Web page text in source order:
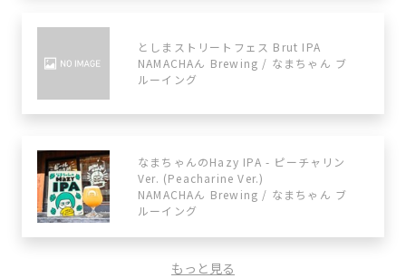
としまストリートフェス Brut IPA
NAMACHAん Brewing / なまちゃん ブ
ルーイング
なまちゃんのHazy IPA - ピーチャリン
Ver. (Peacharine Ver.)
NAMACHAん Brewing / なまちゃん ブ
ルーイング
もっと見る